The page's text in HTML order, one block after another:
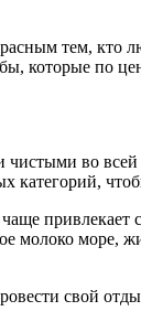
тем,
которые по
чистыми во
категорий,
молоко море,
свой